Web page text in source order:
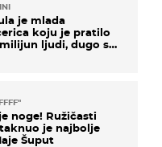
je mlada
koju je pratilo
ljudi, dugo se
noge! Ružičasti
je najbolje
Šuput